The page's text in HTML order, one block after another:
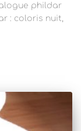
phildar
: coloris nuit,